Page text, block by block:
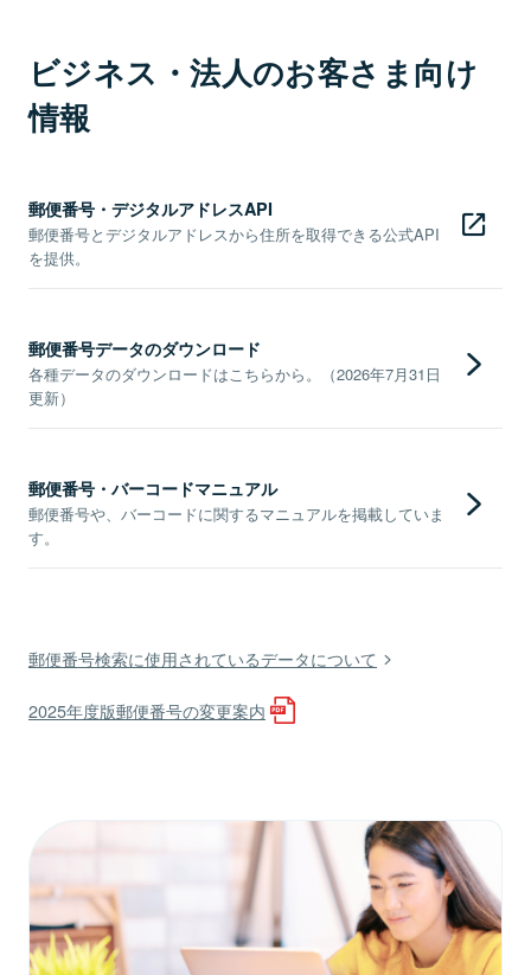
ビジネス・法人のお客さま向け
情報
郵便番号・デジタルアドレスAPI
郵便番号とデジタルアドレスから住所を取得できる公式API
を提供。
郵便番号データのダウンロード
各種データのダウンロードはこちらから。（2026年7月31日
更新）
郵便番号・バーコードマニュアル
郵便番号や、バーコードに関するマニュアルを掲載していま
す。
郵便番号検索に使用されているデータについて
2025年度版郵便番号の変更案内